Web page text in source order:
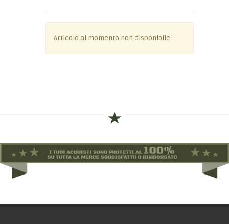
Articolo al momento non disponibile